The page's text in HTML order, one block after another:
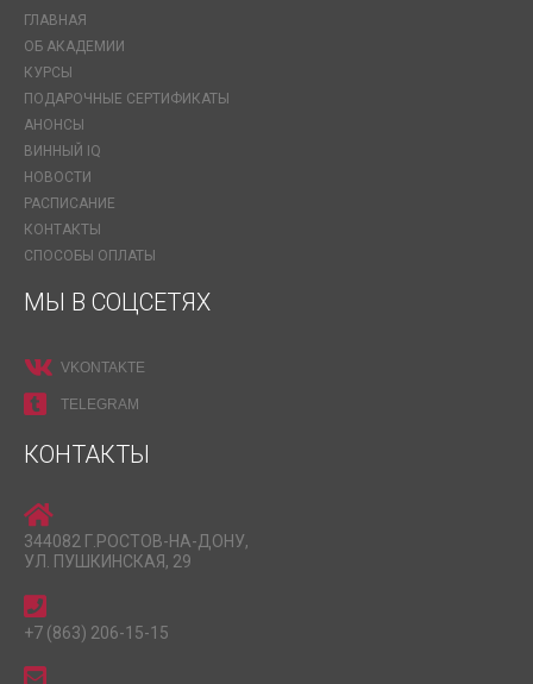
ГЛАВНАЯ
ОБ АКАДЕМИИ
КУРСЫ
ПОДАРОЧНЫЕ СЕРТИФИКАТЫ
АНОНСЫ
ВИННЫЙ IQ
НОВОСТИ
РАСПИСАНИЕ
КОНТАКТЫ
СПОСОБЫ ОПЛАТЫ
МЫ В СОЦСЕТЯХ
VKONTAKTE
TELEGRAM
КОНТАКТЫ
344082 Г.РОСТОВ-НА-ДОНУ,
УЛ. ПУШКИНСКАЯ, 29
+7 (863) 206-15-15